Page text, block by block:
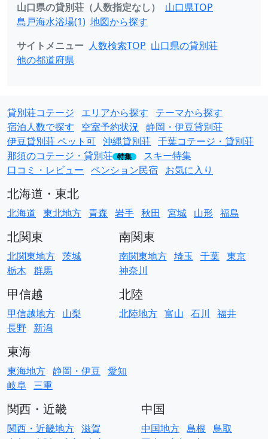
山口県の貸別荘（人数指定なし）
山口県TOP
島戸海水浴場(1) 地図から探す
サイトメニュー 人数検索TOP 山口県の貸別荘
他の都道府県
貸別荘コテージ エリアから探す
テーマから探す
宿泊人数で探す
空室予約状況 静岡・伊豆貸別荘
伊豆貸別荘 ペット可 沖縄貸別荘 千葉コテージ・貸別荘
那須のコテージ・貸別荘 特集
スキー特集
口コミ・レビュー ペンション民宿 お気に入り
北海道・東北
北海道 東北地方 青森 岩手 秋田 宮城 山形 福島
北関東
北関東地方 茨城
栃木 群馬
南関東
南関東地方 埼玉 千葉 東京
神奈川
甲信越
甲信越地方 山梨
長野
新潟
北陸
北陸地方 富山 石川 福井
東海
東海地方 静岡・伊豆 愛知
岐阜 三重
関西・近畿
関西・近畿地方 滋賀
中国
中国地方 島根 鳥取